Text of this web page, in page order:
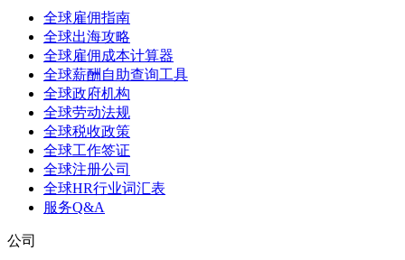
全球雇佣指南
全球出海攻略
全球雇佣成本计算器
全球薪酬自助查询工具
全球政府机构
全球劳动法规
全球税收政策
全球工作签证
全球注册公司
全球HR行业词汇表
服务Q&A
公司